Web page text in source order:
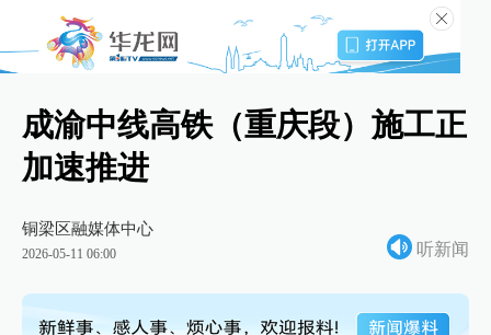
成渝中线高铁（重庆段）施工正
加速推进
铜梁区融媒体中心
2026-05-11 06:00 听新闻